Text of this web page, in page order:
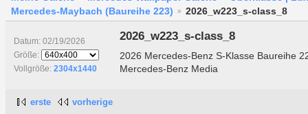
Mercedes-Maybach (Baureihe 223)
2026_w223_s-class_8
Datum: 02/19/2026
Größe:
Vollgröße: 2304x1440
2026_w223_s-class_8
2026 Mercedes-Benz S-Klasse Baureihe
Mercedes-Benz Media
erste vorherige